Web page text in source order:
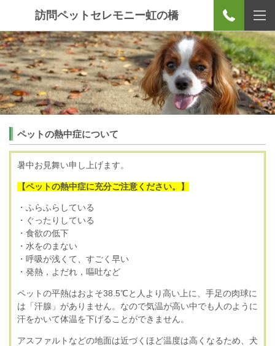
訪問ペットセレモニー虹の橋
ペットの熱中症について
暑中お見舞い申し上げます。
【ペットの熱中症に充分ご注意ください。】
・ふらふらしている
・ぐったりしている
・食欲の低下
・水をのまない
・呼吸が浅くて、すごく早い
・発熱，よだれ，嘔吐など
ペットの平熱はおよそ38.5℃と人より高い上に、手足の肉球に
は「汗腺」がありません。なので気温が高い中でも人のように
汗をかいて体温を下げることができません。
アスファルトなどの地面は近づくほど温度は高くなるため、犬